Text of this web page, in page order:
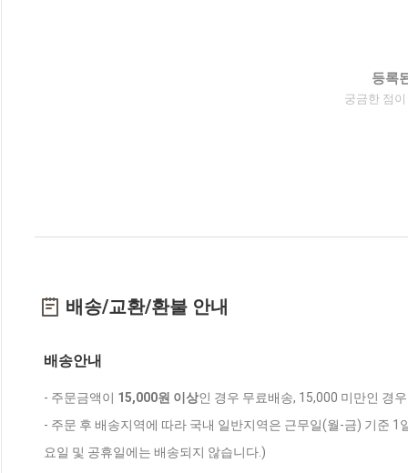
등록
궁금한 점
배송/교환/환불 안내
배송안내
- 주문금액이 15,000원 이상인 경우 무료배송, 15,000 미만인 경
- 주문 후 배송지역에 따라 국내 일반지역은 근무일(월-금) 기준
요일 및 공휴일에는 배송되지 않습니다.)